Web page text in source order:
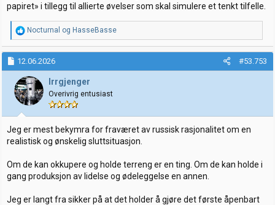
papiret» i tillegg til allierte øvelser som skal simulere et tenkt tilfelle.
R
e
a
k
j
o
n
e
r
:
Nocturnal og HasseBasse
12.06.2026 #53.753
Irrgjenger
Overivrig entusiast
Jeg er mest bekymra for fraværet av russisk rasjonalitet om en
realistisk og ønskelig sluttsituasjon.
Om de kan okkupere og holde terreng er en ting. Om de kan holde i
gang produksjon av lidelse og ødeleggelse en annen.
Jeg er langt fra sikker på at det holder å gjøre det første åpenbart